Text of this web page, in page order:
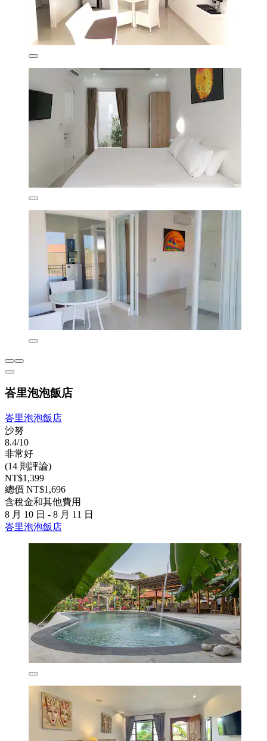
峇里泡泡飯店
峇里泡泡飯店
沙努
8.4/10
非常好
(14 則評論)
NT$1,399
總價 NT$1,696
含稅金和其他費用
8 月 10 日 - 8 月 11 日
峇里泡泡飯店